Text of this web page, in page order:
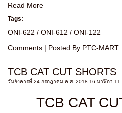
Read More
Tags:
ONI-622 / ONI-612 / ONI-122
Comments | Posted By PTC-MART
TCB CAT CUT SHORTS
วันอังคารที่ 24 กรกฎาคม ค.ศ. 2018 16 นาฬิกา
TCB CAT